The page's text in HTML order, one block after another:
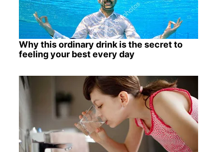
Why this ordinary drink is the secret to
feeling your best every day